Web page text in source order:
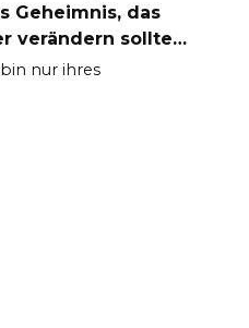
Geheimnis, das
verändern sollte…
nur ihres